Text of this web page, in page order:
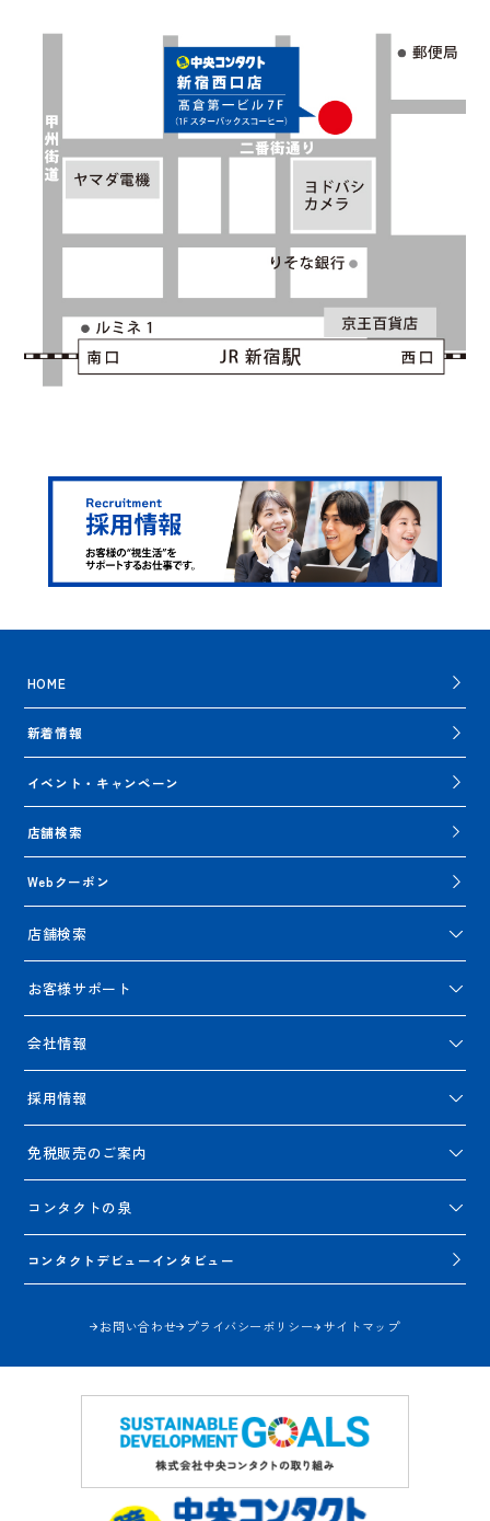
HOME
新着情報
イベント・キャンペーン
店舗検索
Webクーポン
店舗検索
お客様サポート
会社情報
採用情報
免税販売のご案内
コンタクトの泉
コンタクトデビューインタビュー
お問い合わせ プライバシーポリシー サイトマップ